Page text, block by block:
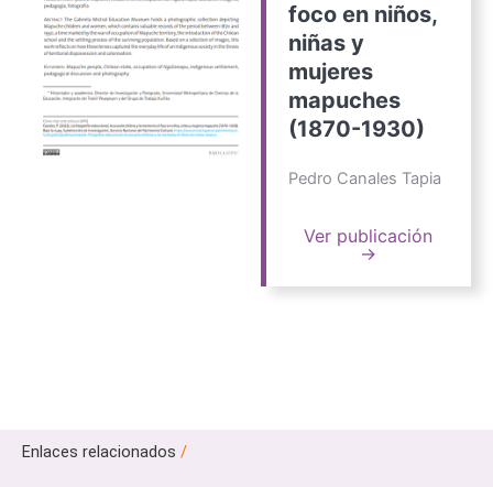
foco en niños,
niñas y
mujeres
mapuches
(1870-1930)
Pedro Canales Tapia
Ver publicación
→
Enlaces relacionados /